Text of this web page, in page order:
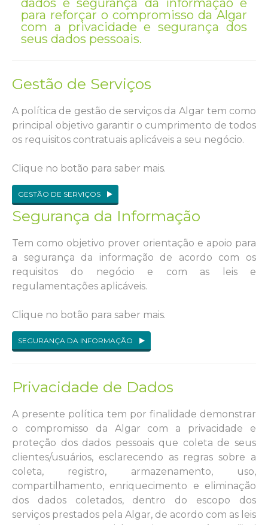
dados e segurança da informação e
para reforçar o compromisso da Algar
com a privacidade e segurança dos
seus dados pessoais.
Gestão de Serviços
A política de gestão de serviços da Algar tem como
principal objetivo garantir o cumprimento de todos
os requisitos contratuais aplicáveis a seu negócio.
Clique no botão para saber mais.
GESTÃO DE SERVIÇOS
Segurança da Informação
Tem como objetivo prover orientação e apoio para
a segurança da informação de acordo com os
requisitos do negócio e com as leis e
regulamentações aplicáveis.
Clique no botão para saber mais.
SEGURANÇA DA INFORMAÇÃO
Privacidade de Dados
A presente política tem por finalidade demonstrar
o compromisso da Algar com a privacidade e
proteção dos dados pessoais que coleta de seus
clientes/usuários, esclarecendo as regras sobre a
coleta, registro, armazenamento, uso,
compartilhamento, enriquecimento e eliminação
dos dados coletados, dentro do escopo dos
serviços prestados pela Algar, de acordo com as leis